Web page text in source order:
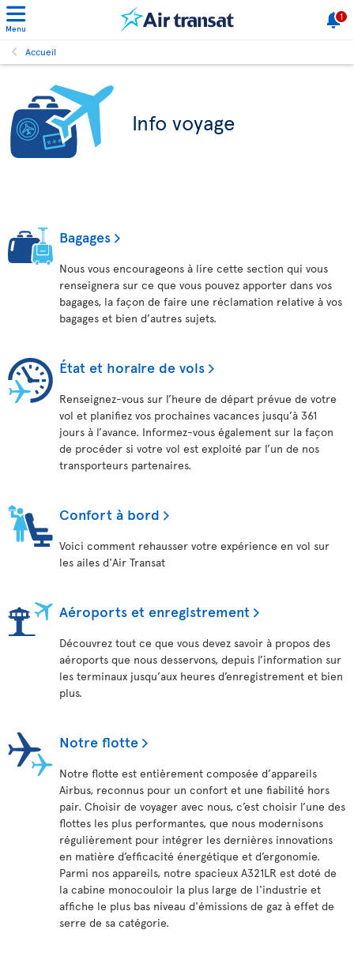
Menu
1
Accueil
Info voyage
Bagages
Nous vous encourageons à lire cette section qui vous
renseignera sur ce que vous pouvez apporter dans vos
bagages, la façon de faire une réclamation relative à vos
bagages et bien d’autres sujets.
État et horaire de vols
Renseignez-vous sur l’heure de départ prévue de votre
vol et planifiez vos prochaines vacances jusqu’à 361
jours à l’avance. Informez-vous également sur la façon
de procéder si votre vol est exploité par l’un de nos
transporteurs partenaires.
Confort à bord
Voici comment rehausser votre expérience en vol sur
les ailes d'Air Transat
Aéroports et enregistrement
Découvrez tout ce que vous devez savoir à propos des
aéroports que nous desservons, depuis l’information sur
les terminaux jusqu’aux heures d’enregistrement et bien
plus.
Notre flotte
Notre flotte est entièrement composée d’appareils
Airbus, reconnus pour un confort et une fiabilité hors
pair. Choisir de voyager avec nous, c’est choisir l’une des
flottes les plus performantes, que nous modernisons
régulièrement pour intégrer les dernières innovations
en matière d’efficacité énergétique et d’ergonomie.
Parmi nos appareils, notre spacieux A321LR est doté de
la cabine monocouloir la plus large de l'industrie et
affiche le plus bas niveau d'émissions de gaz à effet de
serre de sa catégorie.